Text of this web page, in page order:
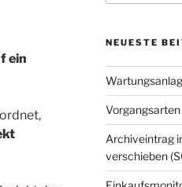
ein
NEUESTE
Archiveintrag
verschieben